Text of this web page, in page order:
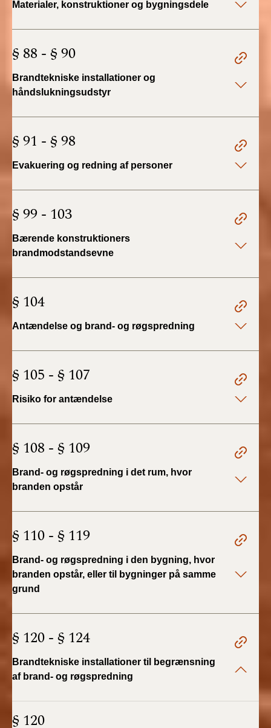
2022)
2022)
BR18 (29/6 - 31/12
2021)
BR18 (1/7-31/12
2020)
BR18 (1/1-9/3 2020)
BR18 (4/7-31/12
BR18 (1/1-4/7 2019)
BR18 (1/7-31/12
BR18 (1/1-30/6
2018)
Tidligere BR (1961-
2010)
Materialer, konstruktioner og bygningsdele
§ 88 - § 90
Brandtekniske installationer og
håndslukningsudstyr
§ 91 - § 98
Evakuering og redning af personer
§ 99 - 103
Bærende konstruktioners
brandmodstandsevne
§ 104
Antændelse og brand- og røgspredning
§ 105 - § 107
Risiko for antændelse
§ 108 - § 109
Brand- og røgspredning i det rum, hvor
branden opstår
§ 110 - § 119
Brand- og røgspredning i den bygning, hvor
branden opstår, eller til bygninger på samme
grund
§ 120 - § 124
Brandtekniske installationer til begrænsning
af brand- og røgspredning
§ 120